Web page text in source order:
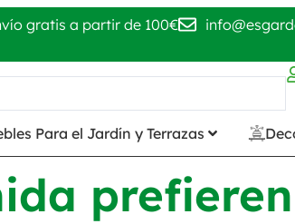
gratis a partir de 100€
Para el Jardín y Terrazas